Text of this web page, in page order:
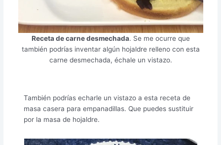
Receta de carne desmechada. Se me ocurre que
también podrías inventar algún hojaldre relleno con esta
carne desmechada, échale un vistazo.
También podrías echarle un vistazo a esta receta de
masa casera para empanadillas. Que puedes sustituir
por la masa de hojaldre.